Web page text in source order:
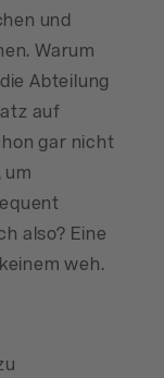
und
Warum
Abteilung
auf
gar nicht
um
also? Eine
weh.